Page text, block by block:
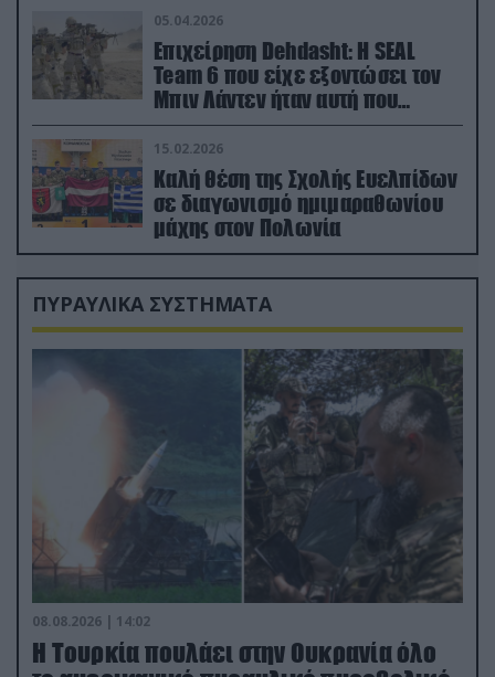
05.04.2026
Επιχείρηση Dehdasht: Η SEAL
Team 6 που είχε εξοντώσει τον
Μπιν Λάντεν ήταν αυτή που
διέσωσε τον πιλότο του F-15
15.02.2026
Καλή θέση της Σχολής Ευελπίδων
σε διαγωνισμό ημιμαραθωνίου
μάχης στον Πολωνία
ΠΥΡΑΥΛΙΚΑ ΣΥΣΤΗΜΑΤΑ
08.08.2026 | 14:02
Η Τουρκία πουλάει στην Ουκρανία όλο